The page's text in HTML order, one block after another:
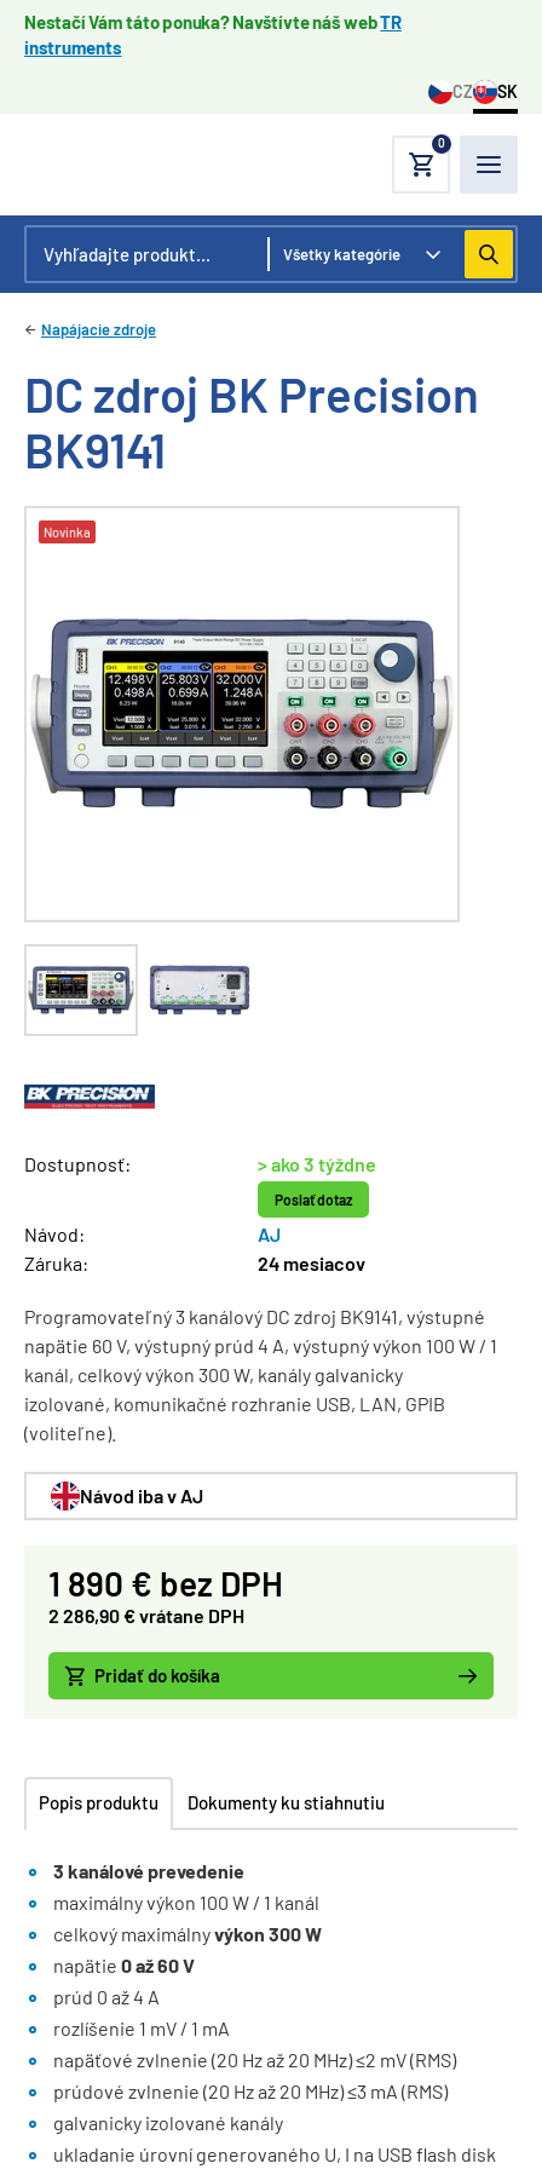
Nestačí Vám táto ponuka? Navštívte náš webTR
instruments
CZ SK
0
Napájacie zdroje
DC zdroj BK Precision
BK9141
Novinka
Dostupnosť: > ako 3 týždne
Poslať dotaz
Návod:
AJ
Záruka:
24 mesiacov
Programovateľný 3 kanálový DC zdroj BK9141, výstupné
napätie 60 V, výstupný prúd 4 A, výstupný výkon 100 W / 1
kanál, celkový výkon 300 W, kanály galvanicky
izolované, komunikačné rozhranie USB, LAN, GPIB
(voliteľne).
Návod iba v AJ
1 890 € bez DPH
2 286,90 € vrátane DPH
Pridať do košíka
Popis produktu Dokumenty ku stiahnutiu
3 kanálové prevedenie
maximálny výkon 100 W / 1 kanál
celkový maximálnyvýkon 300 W
napätie 0 až 60 V
prúd 0 až 4 A
rozlíšenie 1 mV / 1 mA
napäťové zvlnenie (20 Hz až 20 MHz) ≤2 mV (RMS)
prúdové zvlnenie (20 Hz až 20 MHz) ≤3 mA (RMS)
galvanicky izolované kanály
ukladanie úrovní generovaného U, I na USB flash disk